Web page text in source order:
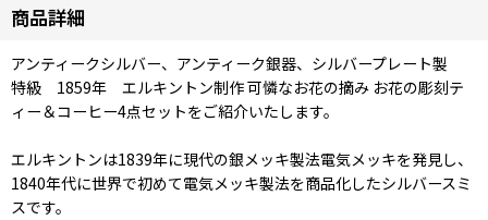
商品詳細
アンティークシルバー、アンティーク銀器、シルバープレート製
特級 1859年 エルキントン制作 可憐なお花の摘み お花の彫刻テ
ィー＆コーヒー4点セットをご紹介いたします。
エルキントンは1839年に現代の銀メッキ製法電気メッキを発見し、
1840年代に世界で初めて電気メッキ製法を商品化したシルバースミ
スです。